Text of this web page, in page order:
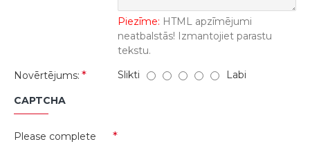
Piezīme: HTML apzīmējumi
neatbalstās! Izmantojiet parastu
tekstu.
Novērtējums:
Slikti Labi
CAPTCHA
Please complete